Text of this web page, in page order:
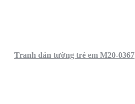
Tranh dán tường trẻ em M20-0367